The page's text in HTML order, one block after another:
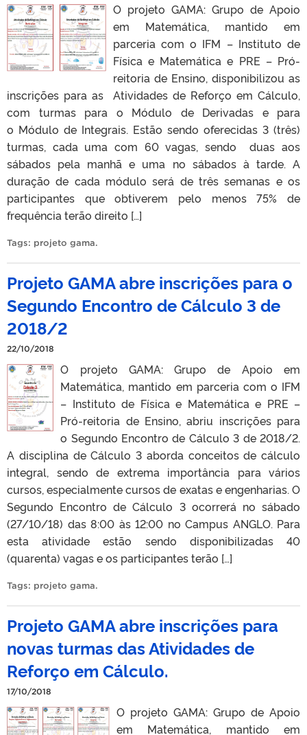
O projeto GAMA: Grupo de Apoio
em Matemática, mantido em
parceria com o IFM – Instituto de
Física e Matemática e PRE – Pró-
reitoria de Ensino, disponibilizou as
inscrições para as Atividades de Reforço em Cálculo,
com turmas para o Módulo de Derivadas e para
o Módulo de Integrais. Estão sendo oferecidas 3 (três)
turmas, cada uma com 60 vagas, sendo duas aos
sábados pela manhã e uma no sábados à tarde. A
duração de cada módulo será de três semanas e os
participantes que obtiverem pelo menos 75% de
frequência terão direito […]
Tags: projeto gama.
Projeto GAMA abre inscrições para o
Segundo Encontro de Cálculo 3 de
2018/2
22/10/2018
O projeto GAMA: Grupo de Apoio em
Matemática, mantido em parceria com o IFM
– Instituto de Física e Matemática e PRE –
Pró-reitoria de Ensino, abriu inscrições para
o Segundo Encontro de Cálculo 3 de 2018/2.
A disciplina de Cálculo 3 aborda conceitos de cálculo
integral, sendo de extrema importância para vários
cursos, especialmente cursos de exatas e engenharias. O
Segundo Encontro de Cálculo 3 ocorrerá no sábado
(27/10/18) das 8:00 às 12:00 no Campus ANGLO. Para
esta atividade estão sendo disponibilizadas 40
(quarenta) vagas e os participantes terão […]
Tags: projeto gama.
Projeto GAMA abre inscrições para
novas turmas das Atividades de
Reforço em Cálculo.
17/10/2018
O projeto GAMA: Grupo de Apoio
em Matemática, mantido em